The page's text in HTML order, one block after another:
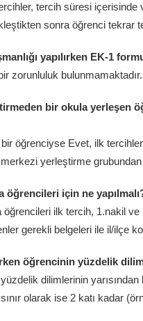
tercih süresi içerisinde
sonra öğrenci tekrar
yapılırken EK-1
zorunluluk
bir okula yerleşen
bir öğrenciyse Evet, ilk
yerleştirme
öğrencileri için ne
öğrencileri ilk tercih, 1.nakil
gerekli belgeleri ile il/ilçe
öğrencinin yüzdelik
dilimlerinin
olarak ise 2 katı kadar